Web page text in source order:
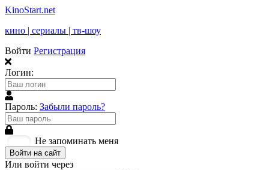
KinoStart.net
кино | сериалы | тв-шоу
Войти Регистрация
Логин:
Пароль: Забыли пароль?
Не запоминать меня
Войти на сайт
Или войти через